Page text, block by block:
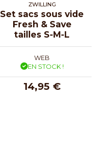
ZWILLING
Set sacs sous vide
Fresh & Save
tailles S-M-L
WEB
EN STOCK !
14,95 €